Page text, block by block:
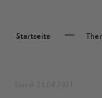
Startseite